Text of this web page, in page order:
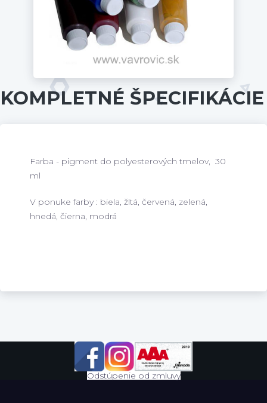
KOMPLETNÉ ŠPECIFIKÁCIE
Farba - pigment do polyesterových tmelov, 30
ml
V ponuke farby : biela, žltá, červená, zelená,
hnedá, čierna, modrá
Odstúpenie od zmluvy